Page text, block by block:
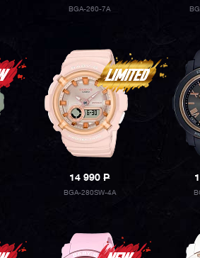
BGA-260-7A
14 990P
BGA-280SW-4A